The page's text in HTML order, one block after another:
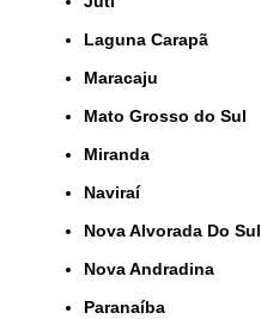
Laguna Carapã
Maracaju
Mato Grosso do Sul
Miranda
Naviraí
Nova Alvorada Do Sul
Nova Andradina
Paranaíba